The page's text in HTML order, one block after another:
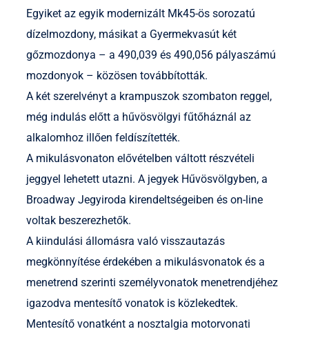
Egyiket az egyik modernizált Mk45-ös sorozatú
dízelmozdony, másikat a Gyermekvasút két
gőzmozdonya – a 490,039 és 490,056 pályaszámú
mozdonyok – közösen továbbították.
A két szerelvényt a krampuszok szombaton reggel,
még indulás előtt a hűvösvölgyi fűtőháznál az
alkalomhoz illően feldíszítették.
A mikulásvonaton elővételben váltott részvételi
jeggyel lehetett utazni. A jegyek Hűvösvölgyben, a
Broadway Jegyiroda kirendeltségeiben és on-line
voltak beszerezhetők.
A kiindulási állomásra való visszautazás
megkönnyítése érdekében a mikulásvonatok és a
menetrend szerinti személyvonatok menetrendjéhez
igazodva mentesítő vonatok is közlekedtek.
Mentesítő vonatként a nosztalgia motorvonati